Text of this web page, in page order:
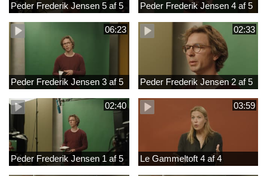
Peder Frederik Jensen 5 af 5 Peder Frederik Jensen 4 af 5
06:23
Peder Frederik Jensen 3 af 5
02:33
Peder Frederik Jensen 2 af 5
02:40
Peder Frederik Jensen 1 af 5
03:59
Le Gammeltoft 4 af 4